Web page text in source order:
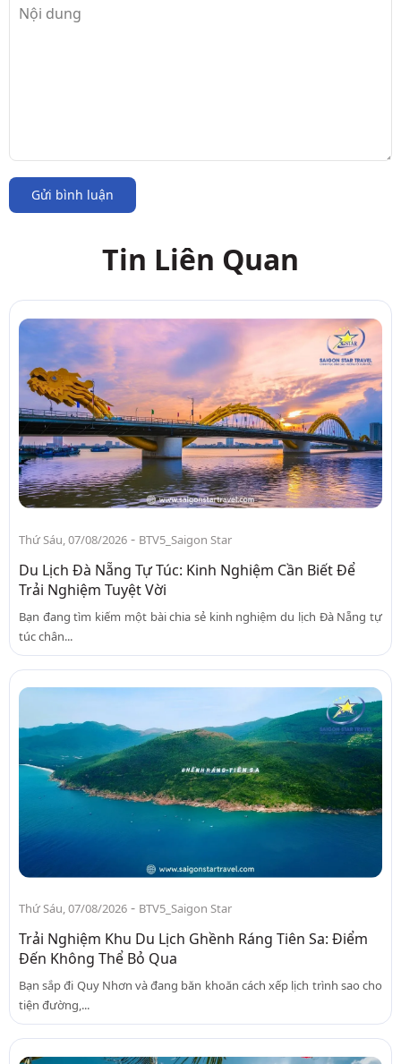
Gửi bình luận
Tin Liên Quan
Thứ Sáu, 07/08/2026 - BTV5_Saigon Star
Du Lịch Đà Nẵng Tự Túc: Kinh Nghiệm Cần Biết Để
Trải Nghiệm Tuyệt Vời
Bạn đang tìm kiếm một bài chia sẻ kinh nghiệm du lịch Đà Nẵng tự
túc chân...
Thứ Sáu, 07/08/2026 - BTV5_Saigon Star
Trải Nghiệm Khu Du Lịch Ghềnh Ráng Tiên Sa: Điểm
Đến Không Thể Bỏ Qua
Bạn sắp đi Quy Nhơn và đang băn khoăn cách xếp lịch trình sao cho
tiện đường,...